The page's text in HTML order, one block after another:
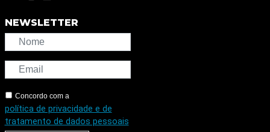
NEWSLETTER
Concordo com a
política de privacidade e de
tratamento de dados pessoais